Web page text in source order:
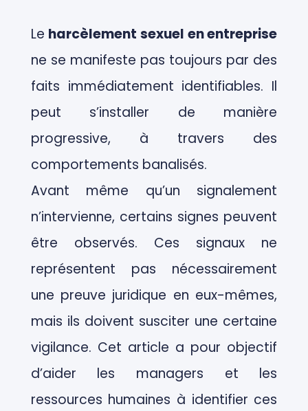
Le harcèlement sexuel en entreprise
ne se manifeste pas toujours par des
faits immédiatement identifiables. Il
peut s’installer de manière
progressive, à travers des
comportements banalisés.
Avant même qu’un signalement
n’intervienne, certains signes peuvent
être observés. Ces signaux ne
représentent pas nécessairement
une preuve juridique en eux-mêmes,
mais ils doivent susciter une certaine
vigilance. Cet article a pour objectif
d’aider les managers et les
ressources humaines à identifier ces